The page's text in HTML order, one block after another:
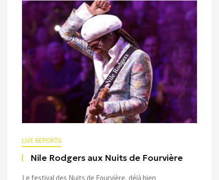
LIVE REPORTS
Nile Rodgers aux Nuits de Fourvière
Le festival des Nuits de Fourvière, déjà bien